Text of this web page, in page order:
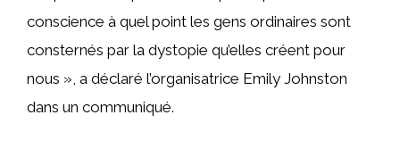
conscience à quel point les gens ordinaires sont
consternés par la dystopie qu’elles créent pour
nous », a déclaré l’organisatrice Emily Johnston
dans un communiqué.